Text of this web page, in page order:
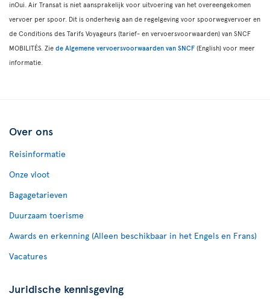
inOui. Air Transat is niet aansprakelijk voor uitvoering van het overeengekomen
vervoer per spoor. Dit is onderhevig aan de regelgeving voor spoorwegvervoer en
de Conditions des Tarifs Voyageurs (tarief- en vervoersvoorwaarden) van SNCF
MOBILITÉS. Zie de Algemene vervoersvoorwaarden van SNCF (English) voor meer
informatie.
Over ons
Reisinformatie
Onze vloot
Bagagetarieven
Duurzaam toerisme
Awards en erkenning (Alleen beschikbaar in het Engels en Frans)
Vacatures
Juridische kennisgeving